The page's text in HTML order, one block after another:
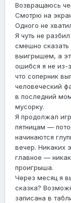
Возвращаюсь
Смотрю на
Одного не
Я чуть не
смешно
выигрышем, а
ошибся я не из-
что соперник
человеческий
в последний
мусорку.
Я продолжал
пятницам —
начинаются
вечер. Никаких
главное —
проигрыша.
Через месяц я
сказка?
записана в